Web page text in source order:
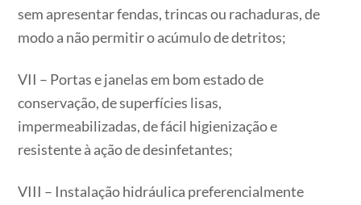
sem apresentar fendas, trincas ou rachaduras, de
modo a não permitir o acúmulo de detritos;
VII – Portas e janelas em bom estado de
conservação, de superfícies lisas,
impermeabilizadas, de fácil higienização e
resistente à ação de desinfetantes;
VIII – Instalação hidráulica preferencialmente